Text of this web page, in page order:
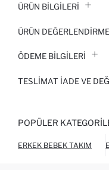
ÜRÜN BILGILERI
ÜRÜN
ÖDEME BİLGİLERİ
TESLIMAT İADE VE
POPÜLER
ERKEK BEBEK TAKIM